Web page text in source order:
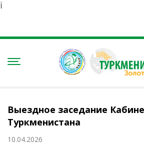
Ï
Выездное заседание
Туркменистана
10.04.2026